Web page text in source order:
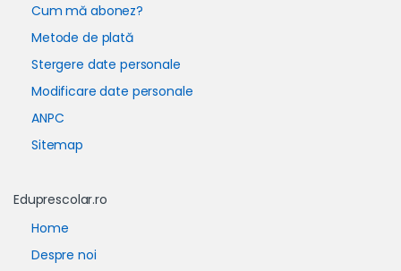
Cum mă abonez?
Metode de plată
Stergere date personale
Modificare date personale
ANPC
Sitemap
Eduprescolar.ro
Home
Despre noi